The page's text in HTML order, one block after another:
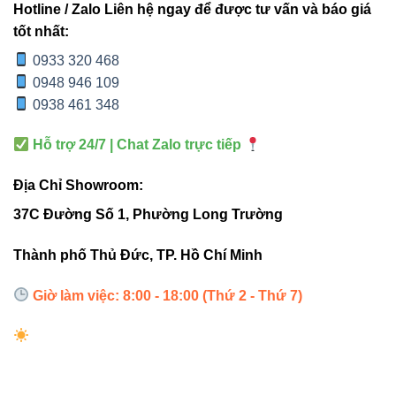
Hướng dẫn lắp đặt & bảo trì
Lắp đặt trên bề mặt phẳng, tránh ngập nước.
Kết nối điện áp 85-265VAC, 50Hz đúng kỹ thuật.
Vệ sinh định kỳ bằng khăn mềm, tránh hóa chất
mạnh.
nước đọng.
Thường xuyên kiểm tra cáp và bóng đèn để duy trì
Liên kết hữu ích
Khám phá thêm các sản phẩm LED VinaLED:
Hotline / Zalo Liên hệ ngay để được tư vấn và báo giá
tốt nhất:
0933 320 468
0948 946 109
0938 461 348
Hỗ trợ 24/7 | Chat Zalo trực tiếp
Địa Chỉ Showroom:
37C Đường Số 1, Phường Long Trường
Thành phố Thủ Đức, TP. Hồ Chí Minh
Giờ làm việc: 8:00 - 18:00 (Thứ 2 - Thứ 7)